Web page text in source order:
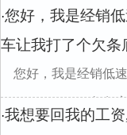
·您好，我是经销
车让我打了个欠条
您好，我是经销低
了"43447684l"""欠条
·我想要回我的工